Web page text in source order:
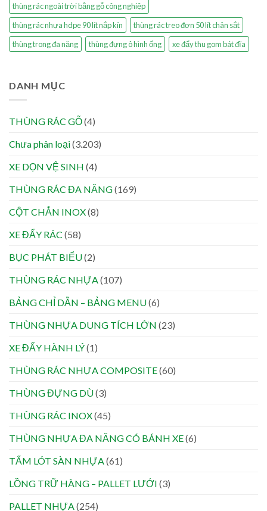
thùng rác ngoài trời bằng gỗ công nghiệp
thùng rác nhựa hdpe 90 lít nắp kín
thùng rác treo đơn 50 lít chân sắt
thùng trong đa năng
thùng đựng ô hình ống xe đẩy thu gom bát đĩa
DANH MỤC
THÙNG RÁC GỖ(4)
Chưa phân loại(3.203)
XE DỌN VỆ SINH (4)
THÙNG RÁC ĐA NĂNG(169)
CỘT CHẮN INOX(8)
XE ĐẨY RÁC (58)
BỤC PHÁT BIỂU(2)
THÙNG RÁC NHỰA(107)
BẢNG CHỈ DẪN – BẢNG MENU(6)
THÙNG NHỰA DUNG TÍCH LỚN (23)
XE ĐẨY HÀNH LÝ(1)
THÙNG RÁC NHỰA COMPOSITE(60)
THÙNG ĐỰNG DÙ(3)
THÙNG RÁC INOX(45)
THÙNG NHỰA ĐA NĂNG CÓ BÁNH XE(6)
TẤM LÓT SÀN NHỰA(61)
LỒNG TRỮ HÀNG – PALLET LƯỚI (3)
PALLET NHỰA(254)